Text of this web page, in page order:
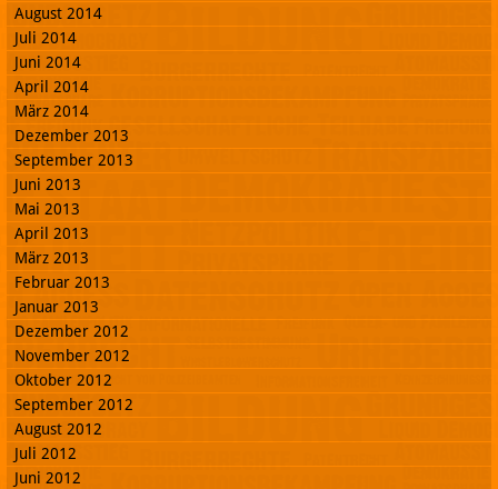
August 2014
Juli 2014
Juni 2014
April 2014
März 2014
Dezember 2013
September 2013
Juni 2013
Mai 2013
April 2013
März 2013
Februar 2013
Januar 2013
Dezember 2012
November 2012
Oktober 2012
September 2012
August 2012
Juli 2012
Juni 2012